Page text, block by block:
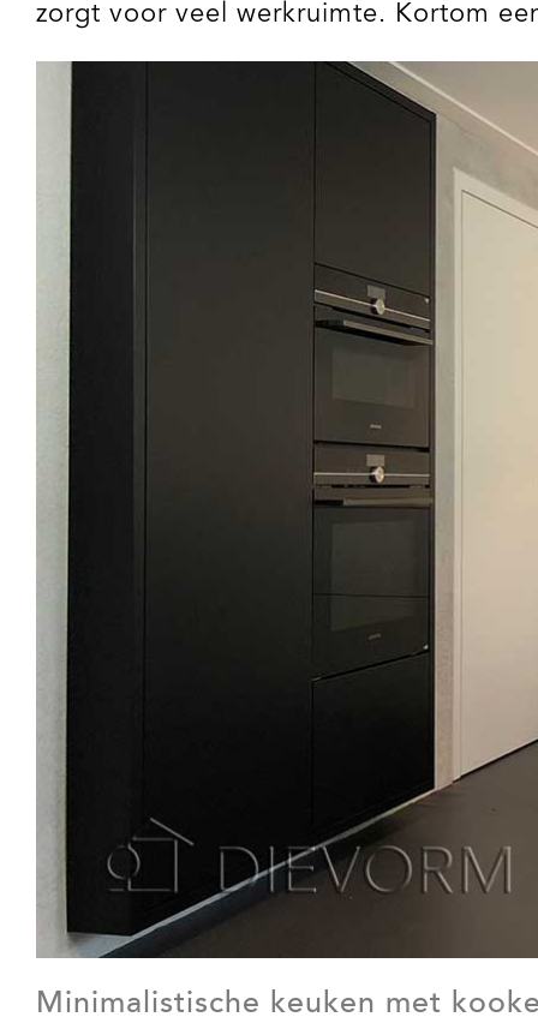
zorgt voor veel werkruimte. Kortom
Minimalistische keuken met